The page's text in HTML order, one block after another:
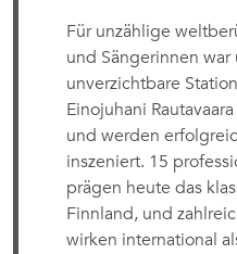
Für unzählige
und Sängerinnen
unverzichtbare
Einojuhani
und werden
inszeniert. 15
prägen heute das
Finnland, und
wirken international